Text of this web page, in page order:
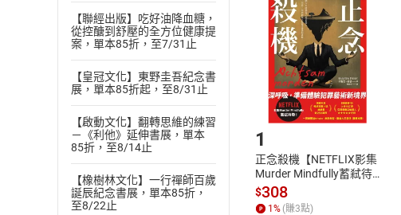
【聯經出版】吃好油降血糖，
從控醣到舒壓的全方位健康提
案，單本85折，至7/31止
【皇冠文化】東野圭吾紀念書
展，單本85折起，至8/31止
【啟動文化】翻轉思維的練習
－《利他》延伸書展，單本
85折，至8/14止
【橡樹林文化】一行禪師百歲
誕辰紀念書展，單本85折，
至8/22止
退貨方式：您欲取消
貨」，本店鋪將依您
請注意，樂天市場須
Choose
購書後，如何開
Step1.選擇閱
1
正念殺機【NETFLIX影集
Murder Mindfully蓄弒待
發】【電子書】
$308
1 % (賺3點)